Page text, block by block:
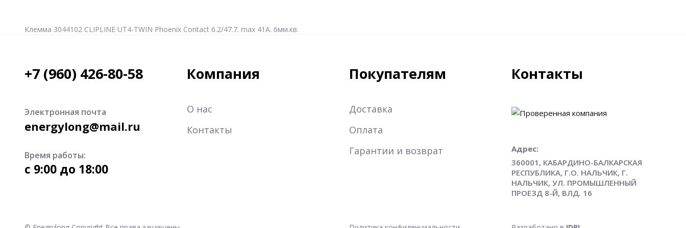
Клемма 3044102 CLIPLINE UT4-TWIN Phoenix Contact 6.2/47.7. max 41A. 6мм.кв.
+7 (960) 426-80-58
Электронная почта
energylong@mail.ru
Время работы:
c 9:00 до 18:00
Компания
О нас
Контакты
Покупателям
Доставка
Оплата
Гарантии и возврат
Контакты
Адрес:
360001, КАБАРДИНО-БАЛКАРСКАЯ
РЕСПУБЛИКА, Г.О. НАЛЬЧИК, Г.
НАЛЬЧИК, УЛ. ПРОМЫШЛЕННЫЙ
ПРОЕЗД 8-Й, ВЛД. 16